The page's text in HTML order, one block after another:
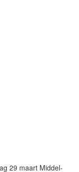
29 maart Middel-